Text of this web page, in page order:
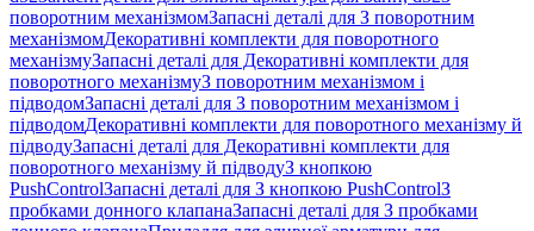
поворотним механізмомЗапасні деталі для З поворотним
механізмомДекоративні комплекти для поворотного
механізмуЗапасні деталі для Декоративні комплекти для
поворотного механізмуЗ поворотним механізмом і
підводомЗапасні деталі для З поворотним механізмом і
підводомДекоративні комплекти для поворотного механізму й
підводуЗапасні деталі для Декоративні комплекти для
поворотного механізму й підводуЗ кнопкою
PushControlЗапасні деталі для З кнопкою PushControlЗ
пробками донного клапанаЗапасні деталі для З пробками